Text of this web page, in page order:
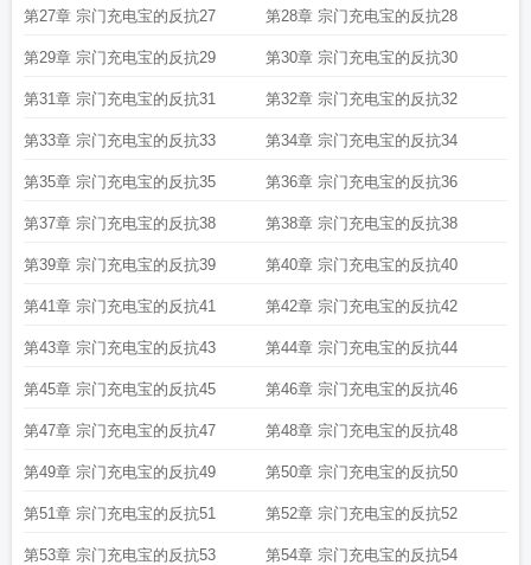
第27章 宗门充电宝的反抗27 第28章 宗门充电宝的反抗28
第29章 宗门充电宝的反抗29 第30章 宗门充电宝的反抗30
第31章 宗门充电宝的反抗31 第32章 宗门充电宝的反抗32
第33章 宗门充电宝的反抗33 第34章 宗门充电宝的反抗34
第35章 宗门充电宝的反抗35 第36章 宗门充电宝的反抗36
第37章 宗门充电宝的反抗38 第38章 宗门充电宝的反抗38
第39章 宗门充电宝的反抗39 第40章 宗门充电宝的反抗40
第41章 宗门充电宝的反抗41 第42章 宗门充电宝的反抗42
第43章 宗门充电宝的反抗43 第44章 宗门充电宝的反抗44
第45章 宗门充电宝的反抗45 第46章 宗门充电宝的反抗46
第47章 宗门充电宝的反抗47 第48章 宗门充电宝的反抗48
第49章 宗门充电宝的反抗49 第50章 宗门充电宝的反抗50
第51章 宗门充电宝的反抗51 第52章 宗门充电宝的反抗52
第53章 宗门充电宝的反抗53 第54章 宗门充电宝的反抗54